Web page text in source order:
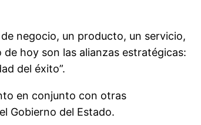
negocio, un producto, un servicio,
hoy son las alianzas estratégicas:
del éxito”.
en conjunto con otras
Gobierno del Estado.